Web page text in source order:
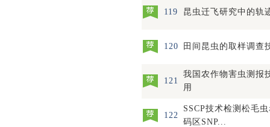
119 昆虫迁飞研究中的轨
120 田间昆虫的取样调查
121
我国农作物害虫测报
用
122
SSCP技术检测松毛
码区SNP...